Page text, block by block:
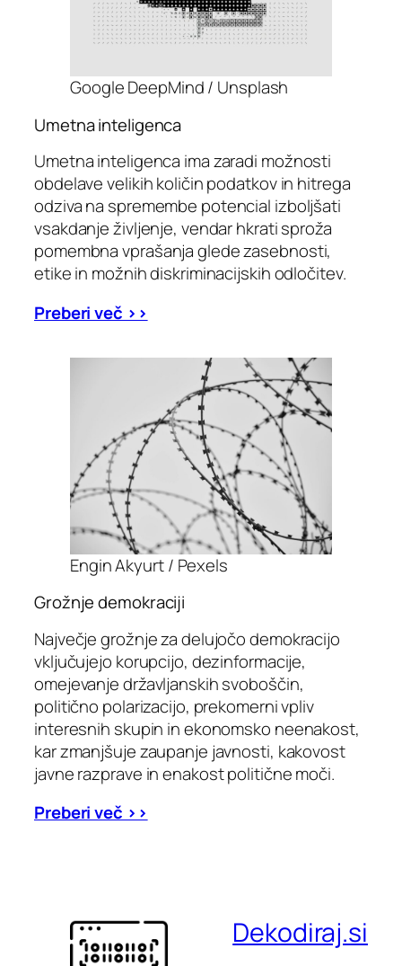
Google DeepMind / Unsplash
Umetna inteligenca
Umetna inteligenca ima zaradi možnosti
obdelave velikih količin podatkov in hitrega
odziva na spremembe potencial izboljšati
vsakdanje življenje, vendar hkrati sproža
pomembna vprašanja glede zasebnosti,
etike in možnih diskriminacijskih odločitev.
Preberi več >>
Engin Akyurt / Pexels
Grožnje demokraciji
Največje grožnje za delujočo demokracijo
vključujejo korupcijo, dezinformacije,
omejevanje državljanskih svoboščin,
politično polarizacijo, prekomerni vpliv
interesnih skupin in ekonomsko neenakost,
kar zmanjšuje zaupanje javnosti, kakovost
javne razprave in enakost politične moči.
Preberi več >>
Dekodiraj.si